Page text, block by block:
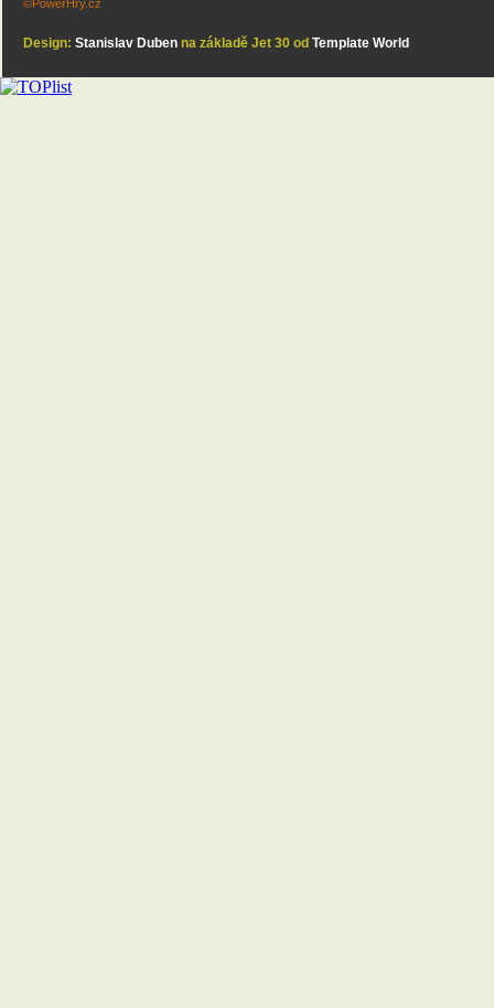
©PowerHry.cz
Design: Stanislav Dubenna základě Jet 30 od Template World